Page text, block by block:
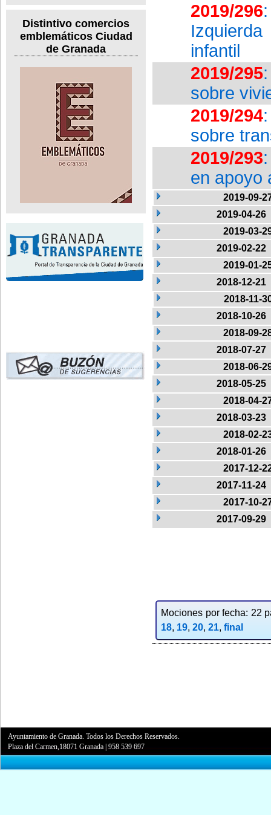
Distintivo comercios
emblemáticos Ciudad
de Granada
2019/296
infantil
2019/295
sobre
2019/294
sobre
2019/293
en apoyo
2019-09-
2019-04-26
2019-03-
2019-02-22
2019-01-
2018-12-21
2018-11-
2018-10-26
2018-09-
2018-07-27
2018-06-
2018-05-25
2018-04-
2018-03-23
2018-02-
2018-01-26
2017-12-
2017-11-24
2017-10-
2017-09-29
Mociones por fecha: 22
18, 19, 20, 21, final
Ayuntamiento de Granada. Todos los Derechos Reservados.
Plaza del Carmen,18071 Granada |958 539 697